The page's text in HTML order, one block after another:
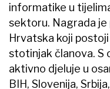
informatike u
sektoru. Nagrada je
Hrvatska koji
stotinjak članova. S
aktivno djeluje u
BIH, Slovenija,